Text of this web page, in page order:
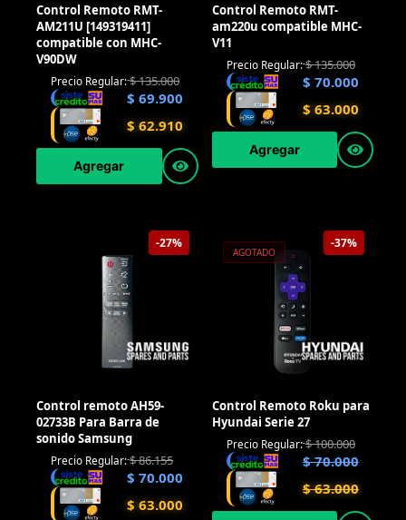
Control Remoto RMT-
AM211U [149319411]
compatible con MHC-
V90DW
Precio Regular:$135.000
$ 69.900
$ 62.910
Agregar
Control Remoto RMT-
am220u compatible MHC-
V11
Precio Regular:$135.000
$ 70.000
$ 63.000
Agregar
-27%
Control remoto AH59-
02733B Para Barra de
sonido Samsung
Precio Regular:$86.155
$ 70.000
$ 63.000
-37%
AGOTADO
Control Remoto Roku para
Hyundai Serie 27
Precio Regular:$100.000
$70.000
$63.000